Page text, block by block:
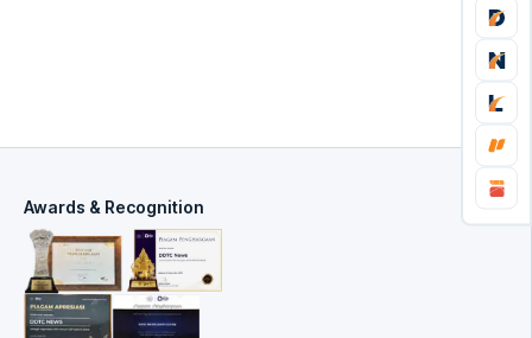
Awards & Recognition